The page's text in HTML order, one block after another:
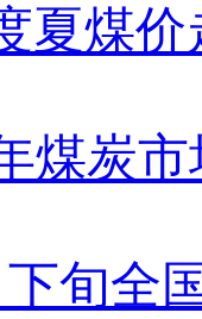
夏煤价
煤炭
旬全